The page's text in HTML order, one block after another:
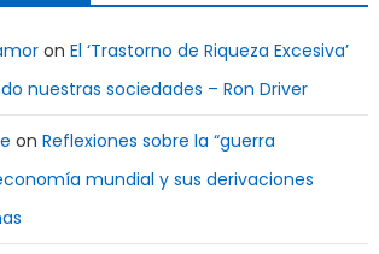
on El ‘Trastorno de Riqueza Excesiva’
nuestras sociedades – Ron Driver
on Reflexiones sobre la “guerra
mundial y sus derivaciones